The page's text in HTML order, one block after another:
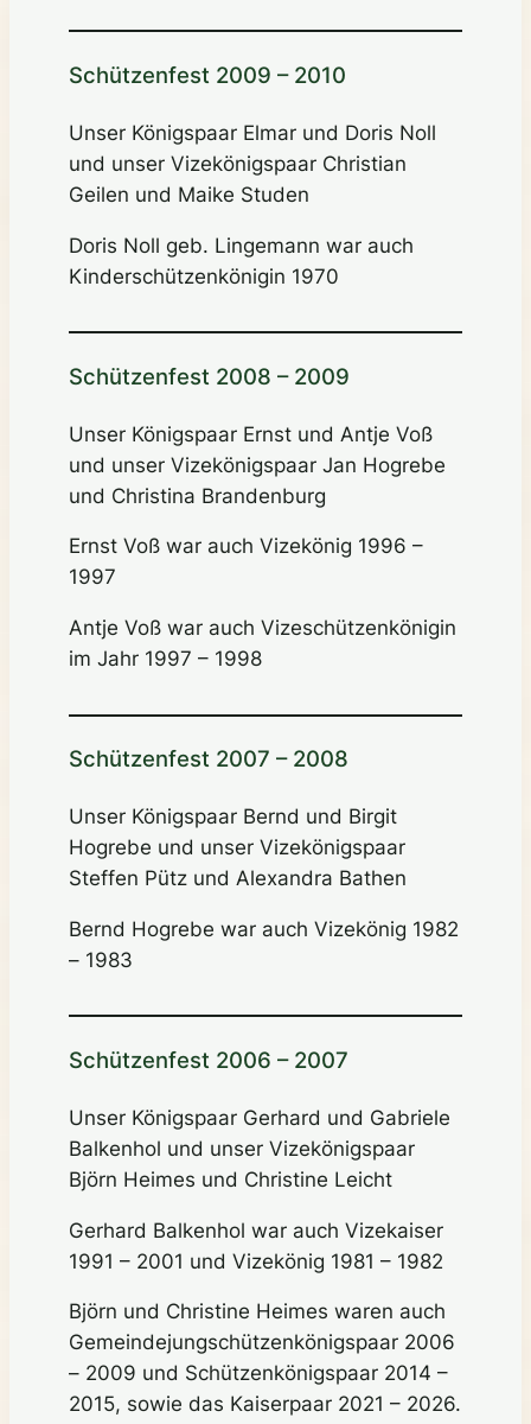
Schützenfest 2009 – 2010
Unser Königspaar Elmar und Doris Noll
und unser Vizekönigspaar Christian
Geilen und Maike Studen
Doris Noll geb. Lingemann war auch
Kinderschützenkönigin 1970
Schützenfest 2008 – 2009
Unser Königspaar Ernst und Antje Voß
und unser Vizekönigspaar Jan Hogrebe
und Christina Brandenburg
Ernst Voß war auch Vizekönig 1996 –
1997
Antje Voß war auch Vizeschützenkönigin
im Jahr 1997 – 1998
Schützenfest 2007 – 2008
Unser Königspaar Bernd und Birgit
Hogrebe und unser Vizekönigspaar
Steffen Pütz und Alexandra Bathen
Bernd Hogrebe war auch Vizekönig 1982
– 1983
Schützenfest 2006 – 2007
Unser Königspaar Gerhard und Gabriele
Balkenhol und unser Vizekönigspaar
Björn Heimes und Christine Leicht
Gerhard Balkenhol war auch Vizekaiser
1991 – 2001 und Vizekönig 1981 – 1982
Björn und Christine Heimes waren auch
Gemeindejungschützenkönigspaar 2006
– 2009 und Schützenkönigspaar 2014 –
2015, sowie das Kaiserpaar 2021 – 2026.